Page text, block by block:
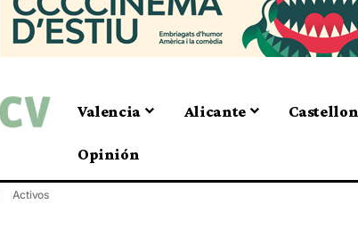
Valencia Alicante Castellon
Opinión
Activos